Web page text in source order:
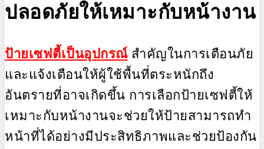
ปลอดภัยให้เหมาะกับหน้างาน
ป้ายเซฟตี้เป็นอุปกรณ์สำคัญในการเตือนภัย
และแจ้งเตือนให้ผู้ใช้พื้นที่ตระหนักถึง
อันตรายที่อาจเกิดขึ้น การเลือกป้ายเซฟตี้ให้
เหมาะกับหน้างานจะช่วยให้ป้ายสามารถทำ
หน้าที่ได้อย่างมีประสิทธิภาพและช่วยป้องกัน